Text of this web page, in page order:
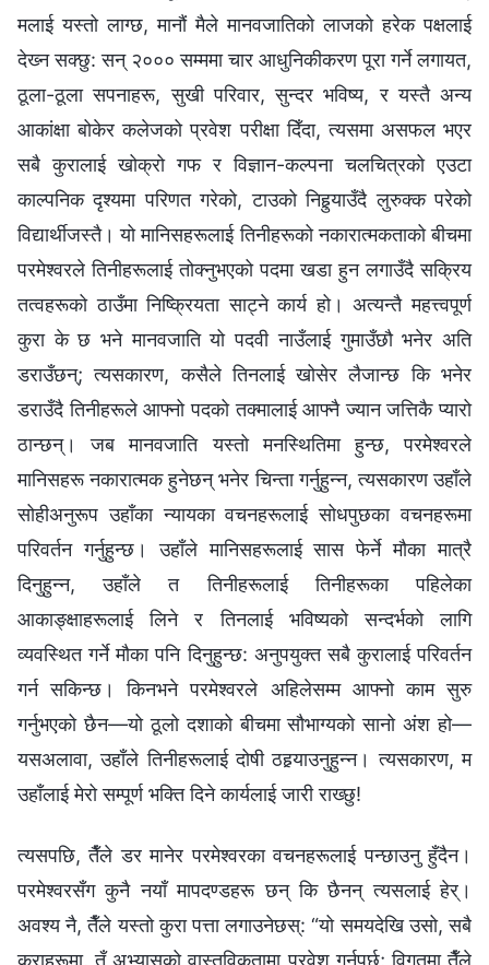
मलाई यस्तो लाग्छ, मानौं मैले मानवजातिको लाजको हरेक पक्षलाई
देख्‍न सक्छु: सन् २००० सम्‍ममा चार आधुनिकीकरण पूरा गर्ने लगायत,
ठूला-ठूला सपनाहरू, सुखी परिवार, सुन्दर भविष्य, र यस्तै अन्य
आकांक्षा बोकेर कलेजको प्रवेश परीक्षा दिँदा, त्यसमा असफल भएर
सबै कुरालाई खोक्रो गफ र विज्ञान-कल्‍पना चलचित्रको एउटा
काल्‍पनिक दृश्यमा परिणत गरेको, टाउको निहुर्‍याउँदै लुरुक्‍क परेको
विद्यार्थीजस्तै। यो मानिसहरूलाई तिनीहरूको नकारात्मकताको बीचमा
परमेश्‍वरले तिनीहरूलाई तोक्नुभएको पदमा खडा हुन लगाउँदै सक्रिय
तत्वहरूको ठाउँमा निष्क्रियता साट्ने कार्य हो। अत्यन्तै महत्त्वपूर्ण
कुरा के छ भने मानवजाति यो पदवी नाउँलाई गुमाउँछौ भनेर अति
डराउँछन्; त्यसकारण, कसैले तिनलाई खोसेर लैजान्छ कि भनेर
डराउँदै तिनीहरूले आफ्‍नो पदको तक्मालाई आफ्‍नै ज्यान जत्तिकै प्यारो
ठान्छन्। जब मानवजाति यस्तो मनस्थितिमा हुन्छ, परमेश्‍वरले
मानिसहरू नकारात्मक हुनेछन् भनेर चिन्ता गर्नुहुन्‍न, त्यसकारण उहाँले
सोहीअनुरूप उहाँका न्यायका वचनहरूलाई सोधपुछका वचनहरूमा
परिवर्तन गर्नुहुन्छ। उहाँले मानिसहरूलाई सास फेर्ने मौका मात्रै
दिनुहुन्‍न, उहाँले त तिनीहरूलाई तिनीहरूका पहिलेका
आकाङ्क्षाहरूलाई लिने र तिनलाई भविष्यको सन्दर्भको लागि
व्यवस्थित गर्ने मौका पनि दिनुहुन्छ: अनुपयुक्त सबै कुरालाई परिवर्तन
गर्न सकिन्छ। किनभने परमेश्‍वरले अहिलेसम्‍म आफ्‍नो काम सुरु
गर्नुभएको छैन—यो ठूलो दशाको बीचमा सौभाग्यको सानो अंश हो—
यसअलावा, उहाँले तिनीहरूलाई दोषी ठहर्‍याउनुहुन्‍न। त्यसकारण, म
उहाँलाई मेरो सम्पूर्ण भक्ति दिने कार्यलाई जारी राख्छु!
त्यसपछि, तैँले डर मानेर परमेश्‍वरका वचनहरूलाई पन्छाउनु हुँदैन।
परमेश्‍वरसँग कुनै नयाँ मापदण्डहरू छन् कि छैनन् त्यसलाई हेर्।
अवश्य नै, तैँले यस्तो कुरा पत्ता लगाउनेछस्: “यो समयदेखि उसो, सबै
कुराहरूमा, तँ अभ्यासको वास्तविकतामा प्रवेश गर्नुपर्छ; विगतमा तैँले